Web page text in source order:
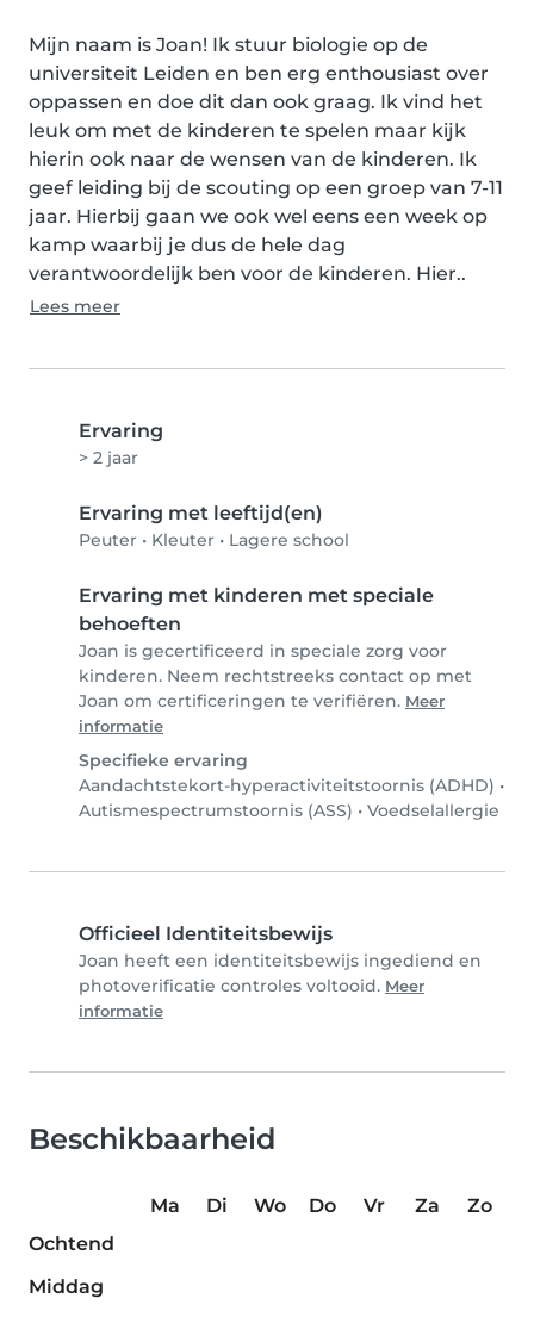
Mijn naam is Joan! Ik stuur biologie op de
universiteit Leiden en ben erg enthousiast over
oppassen en doe dit dan ook graag. Ik vind het
leuk om met de kinderen te spelen maar kijk
hierin ook naar de wensen van de kinderen. Ik
geef leiding bij de scouting op een groep van 7-11
jaar. Hierbij gaan we ook wel eens een week op
kamp waarbij je dus de hele dag
verantwoordelijk ben voor de kinderen. Hier..
Lees meer
Ervaring
> 2 jaar
Ervaring met leeftijd(en)
Peuter • Kleuter • Lagere school
Ervaring met kinderen met speciale
behoeften
Joan is gecertificeerd in speciale zorg voor
kinderen. Neem rechtstreeks contact op met
Joan om certificeringen te verifiëren. Meer
informatie
Specifieke ervaring
Aandachtstekort-hyperactiviteitstoornis (ADHD) •
Autismespectrumstoornis (ASS) • Voedselallergie
Officieel Identiteitsbewijs
Joan heeft een identiteitsbewijs ingediend en
photoverificatie controles voltooid. Meer
informatie
Beschikbaarheid
Ma Di Wo Do Vr Za
Zo
Ochtend
Middag